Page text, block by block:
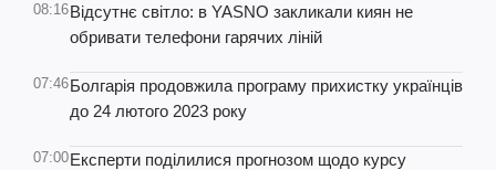
08:16Відсутнє світло: в YASNO закликали киян не
обривати телефони гарячих ліній
07:46Болгарія продовжила програму прихистку українців
до 24 лютого 2023 року
07:00Експерти поділилися прогнозом щодо курсу